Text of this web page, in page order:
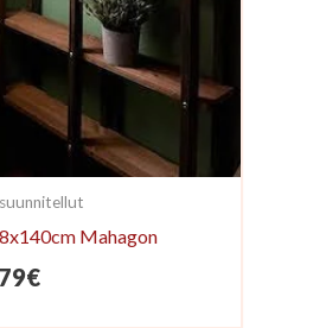
Mahagon
€